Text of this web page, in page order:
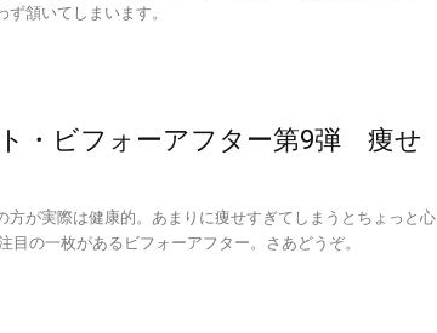
頷いてしまいます。
・ビフォーアフター第9弾 痩せ
方が実際は健康的。あまりに痩せすぎてしまうとちょっと心
目の一枚があるビフォーアフター。さあどうぞ。